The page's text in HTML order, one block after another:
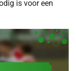
is voor een